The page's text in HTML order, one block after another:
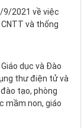
9/2021 về việc
và thống
dục và Đào
thư điện tử và
tạo, phòng
mầm non, giáo